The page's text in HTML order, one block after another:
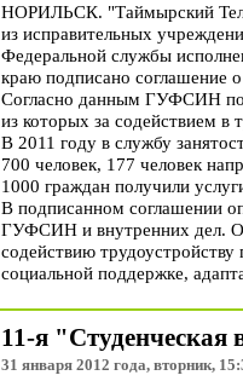
НОРИЛЬСК. "Таймырский
из исправительных
Федеральной службы
краю подписано соглашение
Согласно данным ГУФСИН по
из которых за содействием в
В 2011 году в службу
700 человек, 177 человек
1000 граждан получили
В подписанном соглашении
ГУФСИН и внутренних дел.
содействию
социальной поддержке,
11-я "Студенческая
31 января 2012 года, вторник,